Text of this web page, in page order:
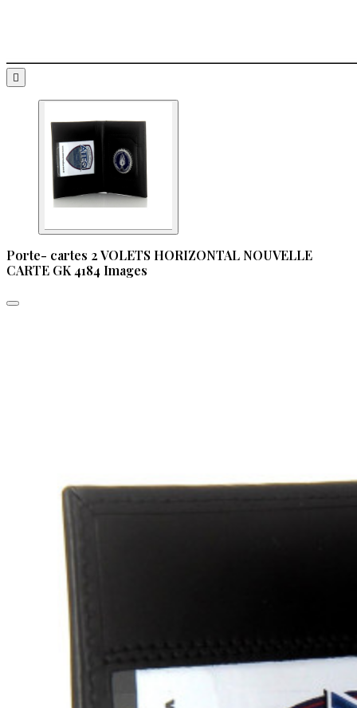

Porte- cartes 2 VOLETS HORIZONTAL NOUVELLE
CARTE GK 4184 Images